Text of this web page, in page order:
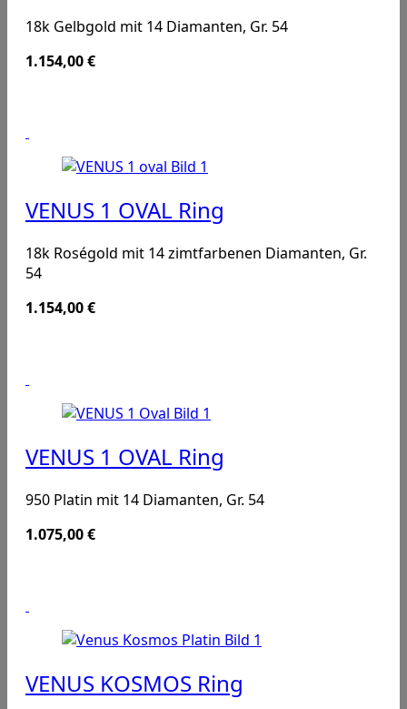
18k Gelbgold mit 14 Diamanten, Gr. 54
1.154,00€
VENUS 1 OVAL Ring
18k Roségold mit 14 zimtfarbenen Diamanten, Gr.
54
1.154,00€
VENUS 1 OVAL Ring
950 Platin mit 14 Diamanten, Gr. 54
1.075,00€
VENUS KOSMOS Ring